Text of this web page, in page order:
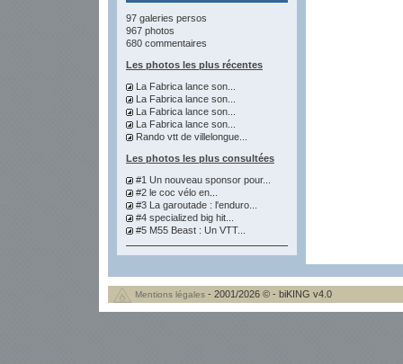
97 galeries persos
967 photos
680 commentaires
Les photos les plus récentes
La Fabrica lance son...
La Fabrica lance son...
La Fabrica lance son...
La Fabrica lance son...
Rando vtt de villelongue...
Les photos les plus consultées
#1 Un nouveau sponsor pour...
#2 le coc vélo en...
#3 La garoutade : l'enduro...
#4 specialized big hit...
#5 M55 Beast : Un VTT...
Mentions légales - 2001/2026 © - biKING v4.0